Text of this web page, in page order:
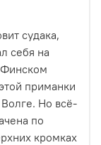
судака,
себя на
приманки
Но всё-
по